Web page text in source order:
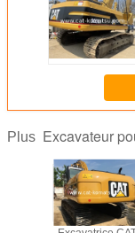
Plus Excavateur